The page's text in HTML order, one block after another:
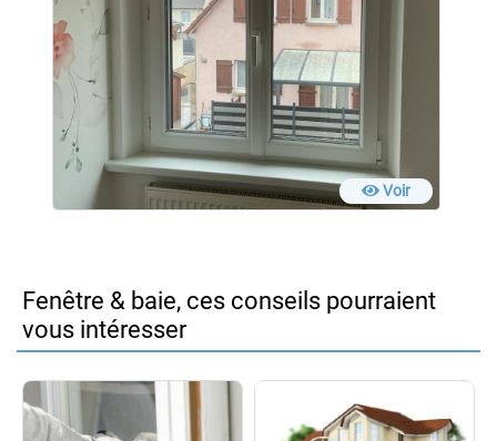
Voir
Fenêtre & baie, ces conseils pourraient
vous intéresser